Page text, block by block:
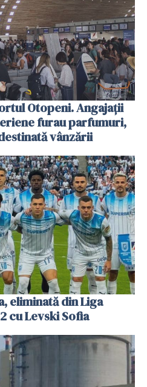
Otopeni. Angajații
furau parfumuri,
vânzării
eliminată din Liga
cu Levski Sofia